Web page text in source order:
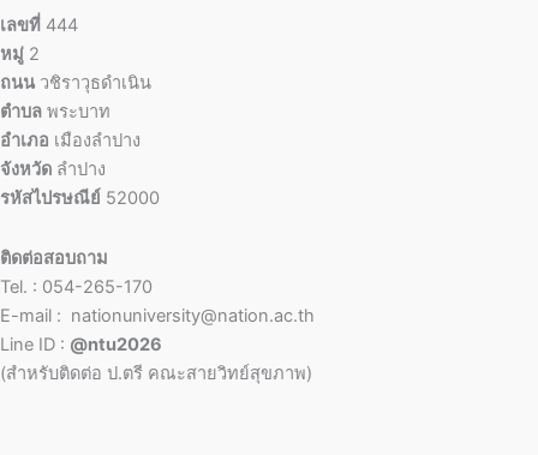
เลขที่ 444
หมู่ 2
ถนน วชิราวุธดำเนิน
ตำบล พระบาท
อำเภอ เมืองลำปาง
จังหวัด ลำปาง
รหัสไปรษณีย์ 52000
ติดต่อสอบถาม
Tel. : 054-265-170
E-mail : nationuniversity@nation.ac.th
Line ID : @ntu2026
(สำหรับติดต่อ ป.ตรี คณะสายวิทย์สุขภาพ)